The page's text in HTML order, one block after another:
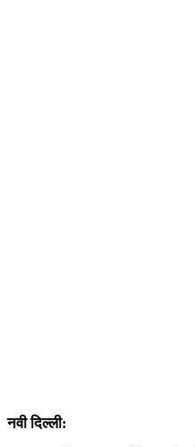
नवी दिल्ली: